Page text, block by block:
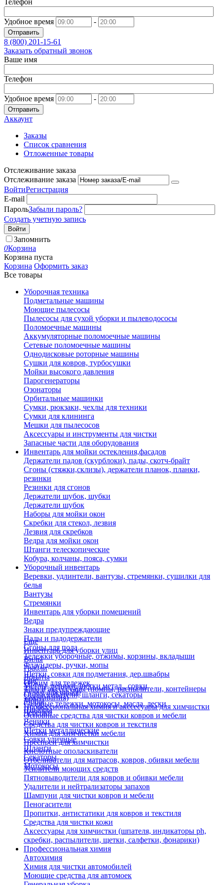
Телефон
Удобное время -
Отправить
8 (800) 201-15-61
Заказать обратный звонок
Ваше имя
Телефон
Удобное время -
Отправить
Аккаунт
Заказы
Список сравнения
Отложенные товары
Отслеживание заказа
Отслеживание заказа
ВойтиРегистрация
E-mail
ПарольЗабыли пароль?
Создать учетную запись
Войти
Запомнить
0Корзина
Корзина пуста
Корзина Оформить заказ
Все товары
Уборочная техника
Подметальные машины
Моющие пылесосы
Пылесосы для сухой уборки и пылеводососы
Поломоечные машины
Аккумуляторные поломоечные машины
Сетевые поломоечные машины
Однодисковые роторные машины
Сушки для ковров, турбосушки
Мойки высокого давления
Парогенераторы
Озонаторы
Орбитальные машинки
Сумки, рюкзаки, чехлы для техники
Сумки для клининга
Мешки для пылесосов
Аксессуары и инструменты для чистки
Запасные части для оборудования
Инвентарь для мойки остекления,фасадов
Держатели падов (скурблоки), пады, скотч-брайт
Сгоны (стяжки,склизы), держатели планок, планки,
резинки
Резинки для сгонов
Держатели шубок, шубки
Держатели шубок
Наборы для мойки окон
Скребки для стекол, лезвия
Лезвия для скребков
Ведра для мойки окон
Штанги телескопические
Кобура, колчаны, пояса, сумки
Уборочный инвентарь
Веревки, удлинтели, вантузы, стремянки, сушилки для
белья
Вантузы
Стремянки
Инвентарь для уборки помещений
Ведра
Знаки предупреждающие
Пады и падодержатели
Сгоны для пола
Тележки уборочные, отжимы, корзины, вкладыши
Флаундеры, ручки, мопы
Щетки, совки для подметания, дер.швабры
Отжим для тележек
Ручки для швабр
Мопы
Швабры
Еще
Инвентарь для уборки улиц
Вилы
Грабли
Лопаты
Метлы, веники, щетки метал., совки
Опрыскиватели, шланги, секаторы
Садовые тележки, мотокосы, масла, лески
Черенки
Веники
Щетки металлические
Совки уличные
Шланги
Секаторы
Мотокосы
Еще
Тара и аксессуары (помпы, распылители, контейнеры
замачивания)
Профессиональная химия и акссесуары для химчистки
Основные средства для чистки ковров и мебели
Средства для чистки ковров и текстиля
Химия для химчистки мебели
Преспреи для химчистки
Кислотные ополаскиватели
Отбеливатели для матрасов, ковров, обивки мебели
Усилители моющих средств
Пятновыводители для ковров и обивки мебели
Удалители и нейтрализаторы запахов
Шампуни для чистки ковров и мебели
Пеногасители
Пропитки, антистатики для ковров и текстиля
Средства для чистки кожи
Аксессуары для химчистки (шпателя, индикаторы ph,
скребки, распылители, щетки, салфетки, фонарики)
Профессиональная химия
Автохимия
Химия для чистки автомобилей
Моющие средства для автомоек